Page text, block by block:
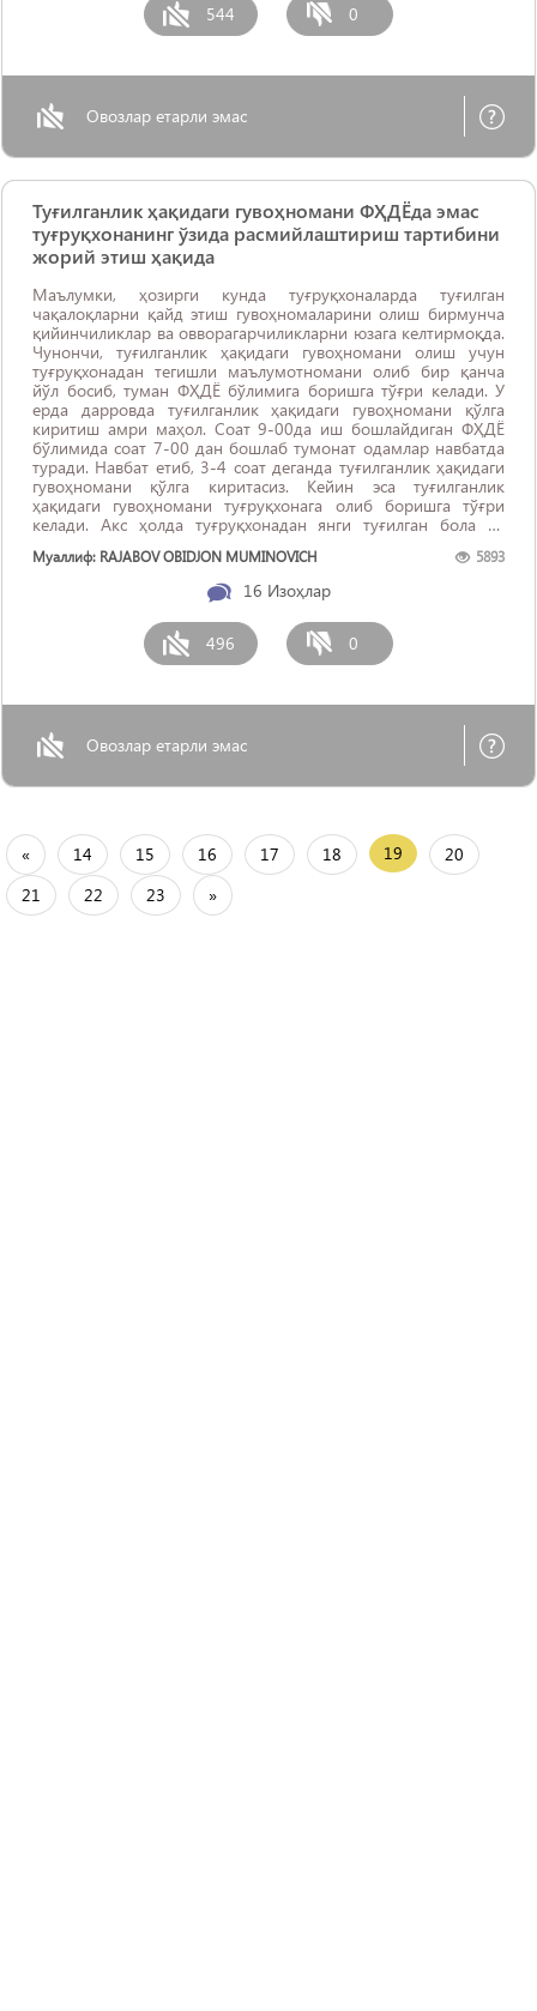
544 0
Овозлар етарли эмас
Туғилганлик ҳақидаги гувоҳномани ФҲДЁда эмас
туғруқхонанинг ўзида расмийлаштириш тартибини
жорий этиш ҳақида
Маълумки, ҳозирги кунда туғруқхоналарда туғилган
чақалоқларни қайд этиш гувоҳномаларини олиш бирмунча
қийинчиликлар ва овворагарчиликларни юзага келтирмоқда.
Чунончи, туғилганлик ҳақидаги гувоҳномани олиш учун
туғруқхонадан тегишли маълумотномани олиб бир қанча
йўл босиб, туман ФҲДЁ бўлимига боришга тўғри келади. У
ерда дарровда туғилганлик ҳақидаги гувоҳномани қўлга
киритиш амри маҳол. Соат 9-00да иш бошлайдиган ФҲДЁ
бўлимида соат 7-00 дан бошлаб тумонат одамлар навбатда
туради. Навбат етиб, 3-4 соат деганда туғилганлик ҳақидаги
гувоҳномани қўлга киритасиз. Кейин эса туғилганлик
ҳақидаги гувоҳномани туғруқхонага олиб боришга тўғри
келади. Акс ҳолда туғруқхонадан янги туғилган бола ва
Муаллиф: RAJABOV OBIDJON MUMINOVICH 5893
16 Изоҳлар
496 0
Овозлар етарли эмас
« 14 15 16 17 18 19
20
21
22 23 »